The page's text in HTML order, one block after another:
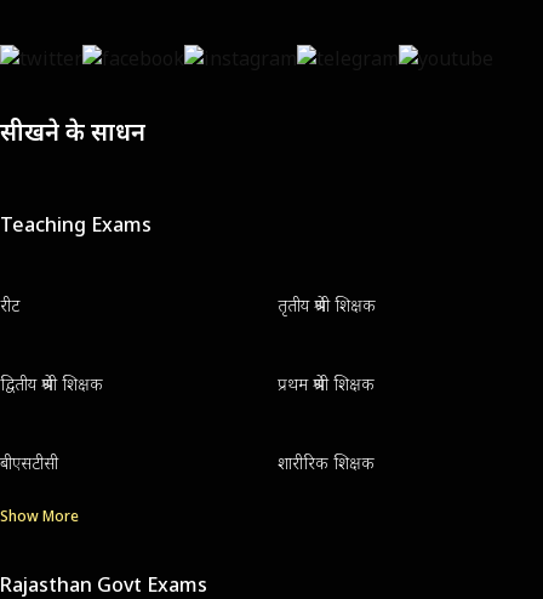
सीखने के साधन
Teaching Exams
रीट तृतीय श्रेणी शिक्षक
द्वितीय श्रेणी शिक्षक प्रथम श्रेणी शिक्षक
बीएसटीसी शारीरिक शिक्षक
Show More
Rajasthan Govt Exams